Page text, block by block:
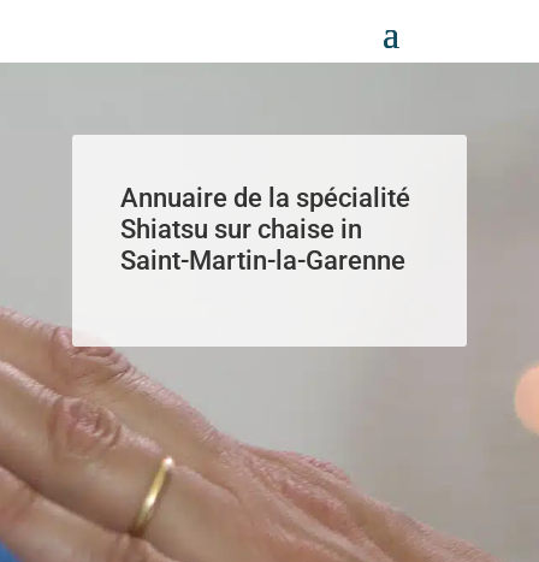
Annuaire de la spécialité
Shiatsu sur chaise in
Saint-Martin-la-Garenne